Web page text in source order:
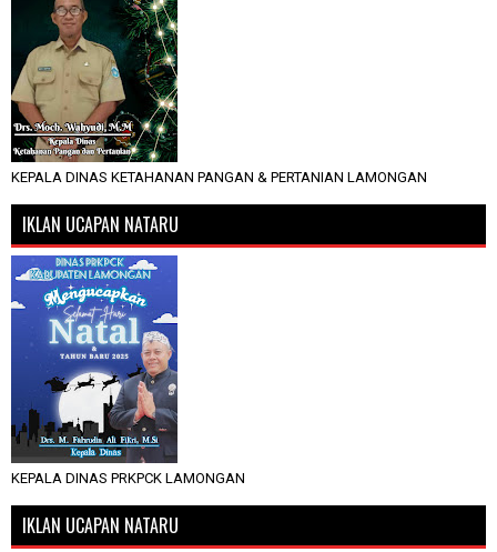
KEPALA DINAS KETAHANAN PANGAN & PERTANIAN LAMONGAN
IKLAN UCAPAN NATARU
KEPALA DINAS PRKPCK LAMONGAN
IKLAN UCAPAN NATARU